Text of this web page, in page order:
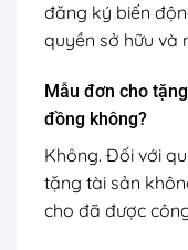
đăng ký biến
quyền sở hữu và
Mẫu đơn cho
đồng không?
Không. Đối với
tặng tài sản
cho đã được